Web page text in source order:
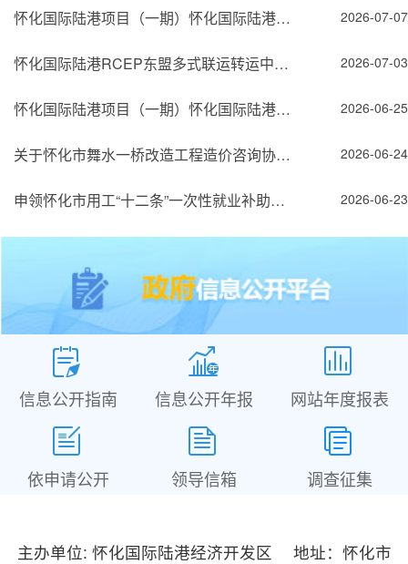
怀化国际陆港项目（一期）怀化国际陆港RCEP东盟多式联运中心三标段（EPC）工程总承包（... 2026-07-07
怀化国际陆港RCEP东盟多式联运转运中心充电桩高压部分竞争性磋商成交公告 2026-07-03
怀化国际陆港项目（一期）怀化国际陆港RCEP东盟多式联运中心三标段（EPC）工程总承包（... 2026-06-25
关于怀化市舞水一桥改造工程造价咨询协审机构报名公示 2026-06-24
申领怀化市用工“十二条”一次性就业补助公示 2026-06-23
信息公开指南 信息公开年报 网站年度报表
依申请公开 领导信箱 调查征集
主办单位: 怀化国际陆港经济开发区 地址：怀化市